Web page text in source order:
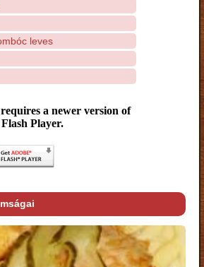
leves
a newer version of
Player.